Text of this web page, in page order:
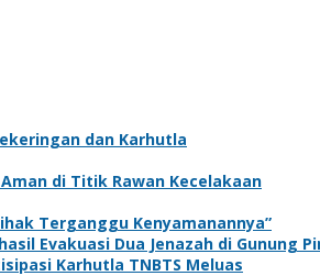
dan Karhutla
di Titik Rawan Kecelakaan
Terganggu Kenyamanannya”
Evakuasi Dua Jenazah di Gunung
Karhutla TNBTS Meluas